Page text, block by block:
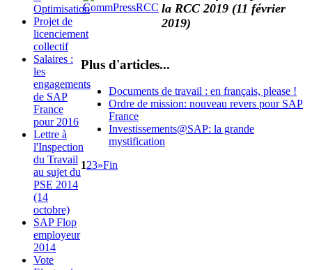
la RCC 2019 (11 février
2019)
Plus d'articles...
Documents de travail : en français, please !
Ordre de mission: nouveau revers pour SAP
France
Investissements@SAP: la grande
mystification
123»Fin
Optimisation
Projet de
licenciement
collectif
Salaires :
les
engagements
de SAP
France
pour 2016
Lettre à
l'Inspection
du Travail
au sujet du
PSE 2014
(14
octobre)
SAP Flop
employeur
2014
Vote